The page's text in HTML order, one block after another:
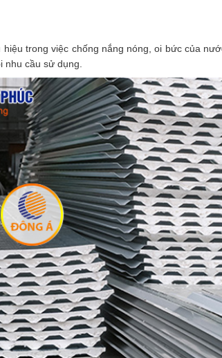
trong việc chống nắng nóng, oi bức của
cầu sử dụng.